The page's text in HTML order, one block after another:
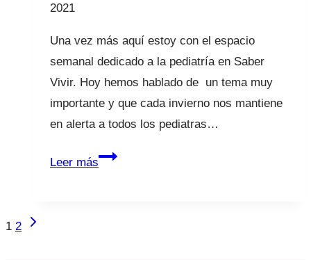
2021
Una vez más aquí estoy con el espacio
semanal dedicado a la pediatría en Saber
Vivir. Hoy hemos hablado de un tema muy
importante y que cada invierno nos mantiene
en alerta a todos los pediatras…
Leer másYa
Navegación
1 2
Siguiente